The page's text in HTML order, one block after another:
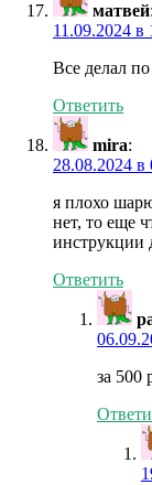
матвей:
11.09.2024 в
Все делал
Ответить
mira:
28.08.2024 в
я плохо
нет, то еще
инструкции
Ответить
за 500